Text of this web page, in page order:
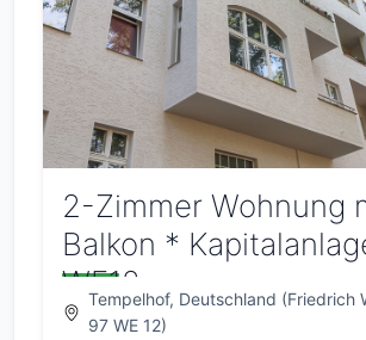
2-Zimmer Wohnung
Balkon *
WE12
Tempelhof, Deutschland (Friedrich
97 WE 12)